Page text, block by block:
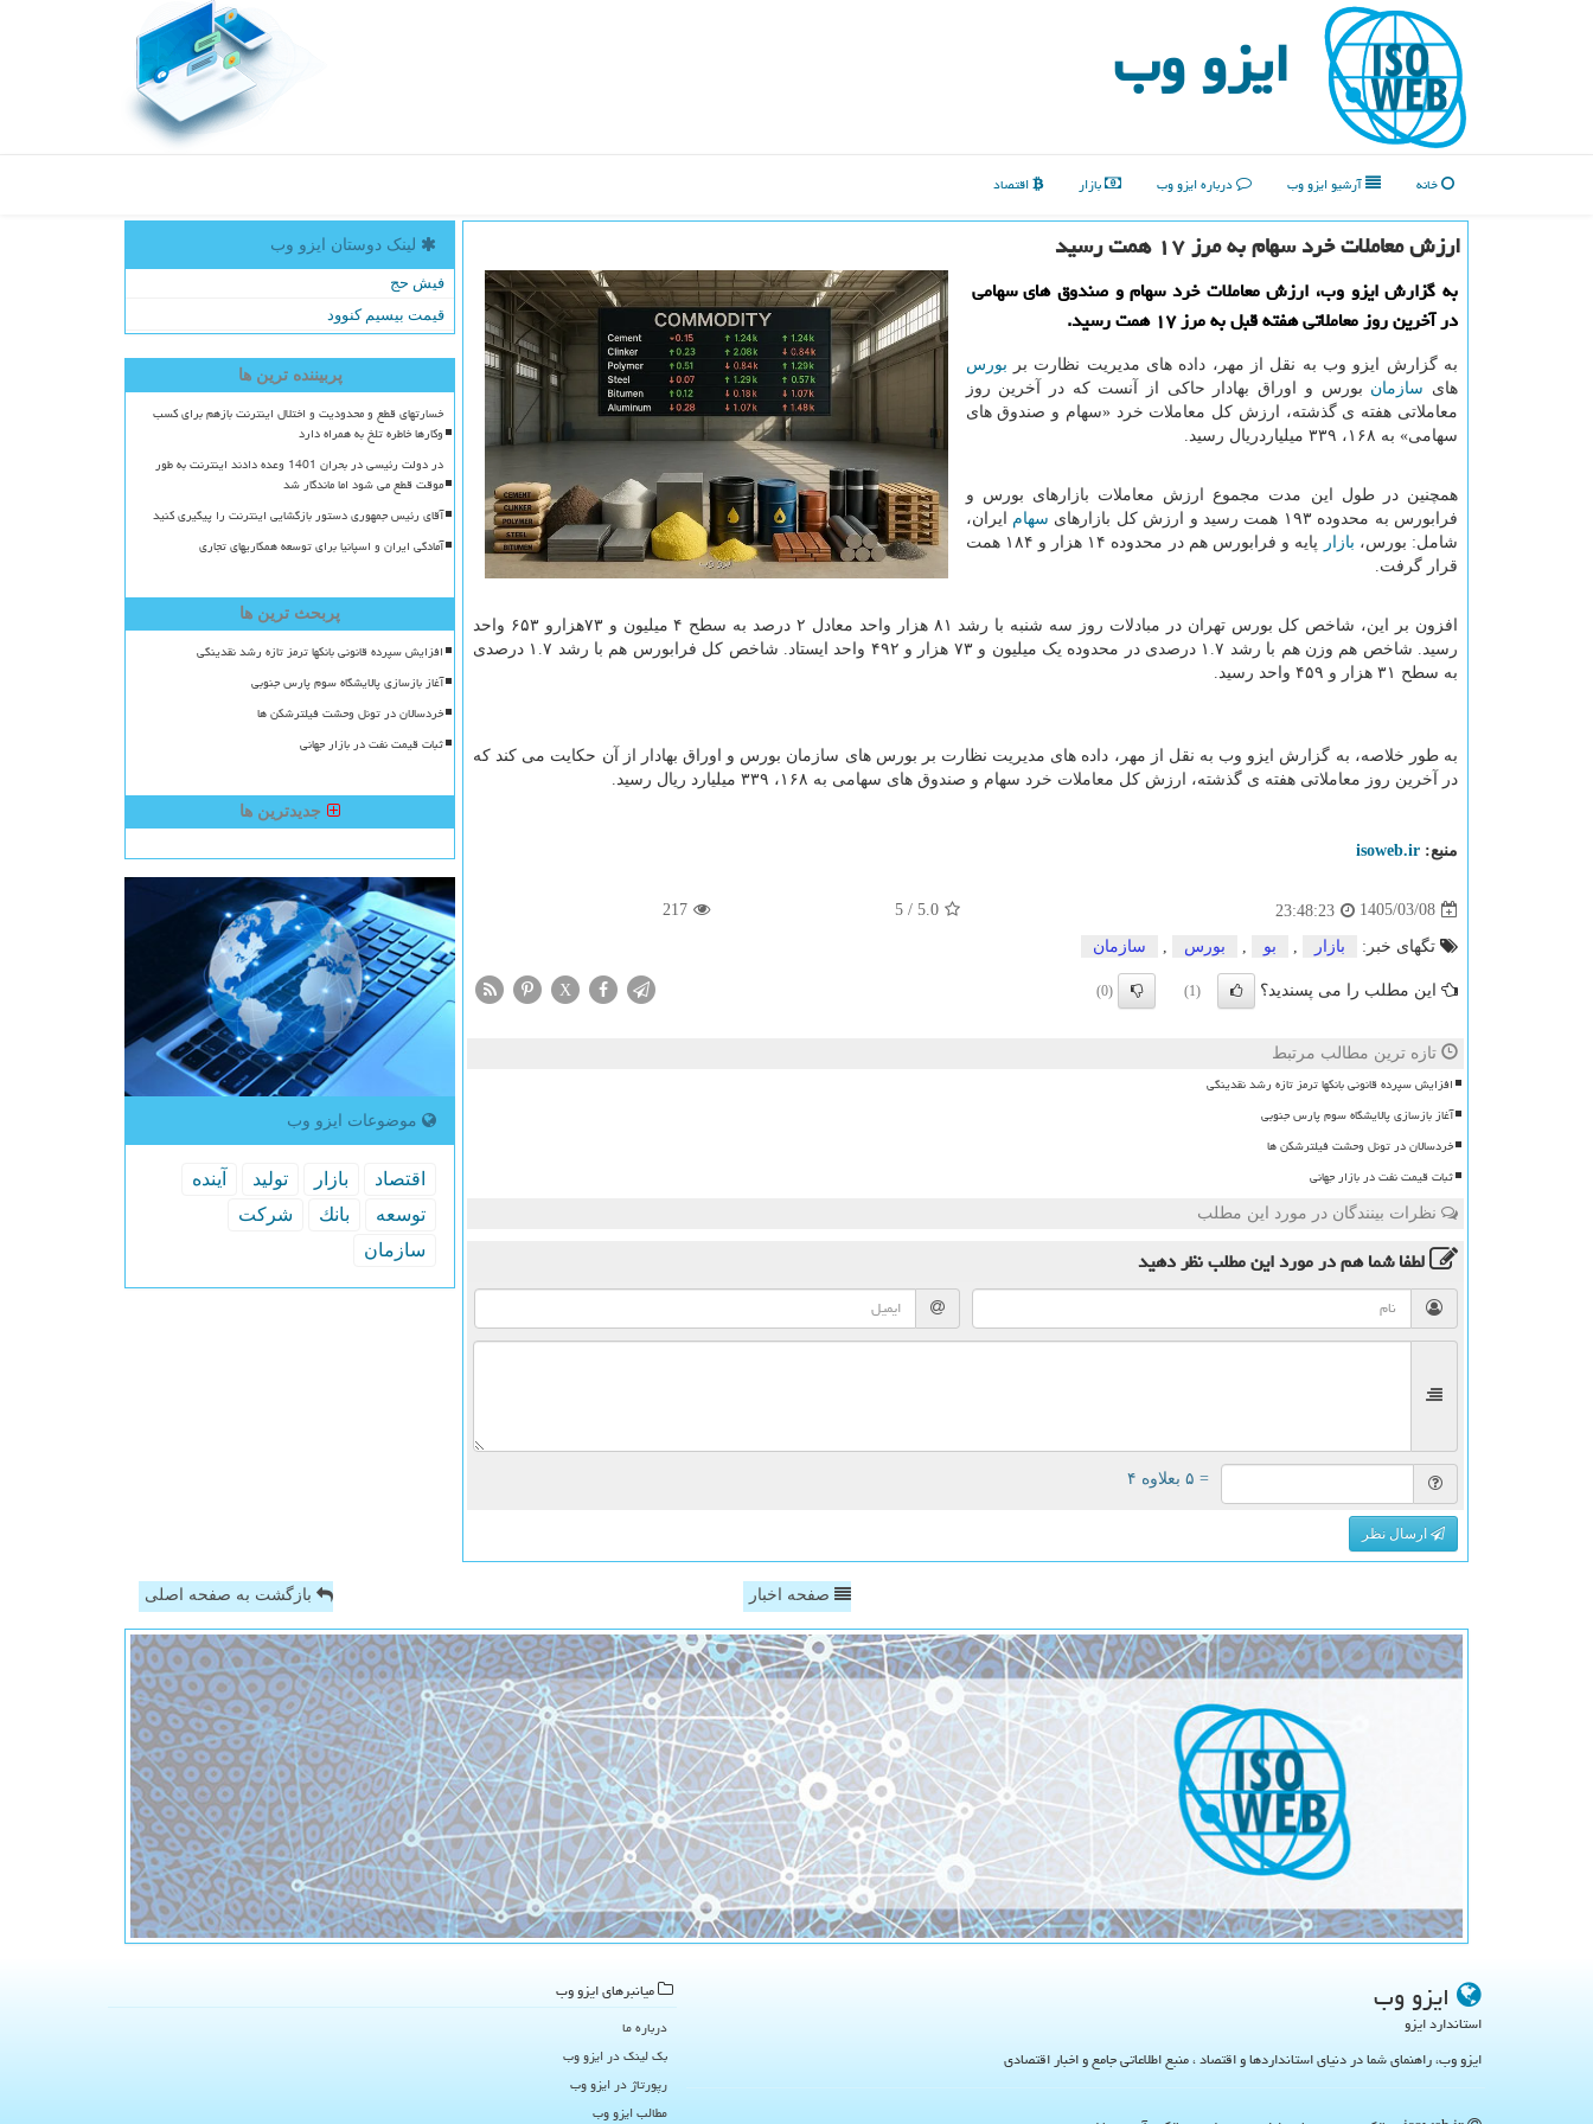
ایزو وب
خانه آرشیو ایزو وب درباره ایزو وب بازار اقتصاد
ارزش معاملات خرد سهام به مرز ۱۷ همت رسید
به گزارش ایزو وب، ارزش معاملات خرد سهام و صندوق های سهامی
در آخرین روز معاملاتی هفته قبل به مرز ۱۷ همت رسید.
به گزارش ایزو وب به نقل از مهر، داده های مدیریت نظارت بر بورس
های سازمان بورس و اوراق بهادار حاکی از آنست که در آخرین روز
معاملاتی هفته ی گذشته، ارزش کل معاملات خرد «سهام و صندوق های
سهامی» به ۱۶۸، ۳۳۹ میلیاردریال رسید.
همچنین در طول این مدت مجموع ارزش معاملات بازارهای بورس و
فرابورس به محدوده ۱۹۳ همت رسید و ارزش کل بازارهای
سهام ایران،
شامل: بورس، بازار
پایه و فرابورس هم در محدوده ۱۴ هزار و ۱۸۴ همت
قرار گرفت.
افزون بر این، شاخص کل بورس تهران در مبادلات روز سه شنبه با رشد ۸۱ هزار واحد معادل ۲ درصد به سطح ۴ میلیون و ۷۳هزارو ۶۵۳ واحد
رسید. شاخص هم وزن هم با رشد ۱.۷ درصدی در محدوده یک میلیون و ۷۳ هزار و ۴۹۲ واحد ایستاد. شاخص کل فرابورس هم با رشد ۱.۷ درصدی
به سطح ۳۱ هزار و ۴۵۹ واحد رسید.
به طور خلاصه، به گزارش ایزو وب به نقل از مهر، داده های مدیریت نظارت بر بورس های سازمان بورس و اوراق بهادار از آن حکایت می کند که
در آخرین روز معاملاتی هفته ی گذشته، ارزش کل معاملات خرد سهام و صندوق های سهامی به ۱۶۸، ۳۳۹ میلیارد ریال رسید.
منبع: isoweb.ir
1405/03/08
23:48:23
5.0
/
5
217
تگهای خبر: بازار بو بورس سازمان
این مطلب را می پسندید؟ (1)
(0)
X
تازه ترین مطالب مرتبط
افزایش سپرده قانونی بانکها ترمز تازه رشد نقدینگی
آغاز بازسازی پالایشگاه سوم پارس جنوبی
خردسالان در تونل وحشت فیلترشکن ها
ثبات قیمت نفت در بازار جهانی
نظرات بینندگان در مورد این مطلب
لطفا شما همدر مورد این مطلبنظر دهید
= ۵ بعلاوه ۴
ارسال نظر
لینک دوستان ایزو وب
فیش حج
قیمت بیسیم کنوود
پربیننده ترین ها
خسارتهای قطع و محدودیت و اختلال اینترنت بازهم برای کسب
وکارها خاطره تلخ به همراه دارد
در دولت رئیسی در بحران 1401 وعده دادند اینترنت به طور
موقت قطع می شود اما ماندگار شد
آقای رئیس جمهوری دستور بازگشایی اینترنت را پیگیری کنید
آمادگی ایران و اسپانیا برای توسعه همکاریهای تجاری
پربحث ترین ها
افزایش سپرده قانونی بانکها ترمز تازه رشد نقدینگی
آغاز بازسازی پالایشگاه سوم پارس جنوبی
خردسالان در تونل وحشت فیلترشکن ها
ثبات قیمت نفت در بازار جهانی
جدیدترین ها
موضوعات ایزو وب
اقتصاد بازار تولید
آینده
توسعه
بانك
شركت
سازمان
صفحه اخبار بازگشت به صفحه اصلی
ایزو وب
استاندارد ایزو
ایزو وب، راهنمای شما در دنیای استانداردها و اقتصاد ، منبع اطلاعاتی جامع و اخبار اقتصادی
میانبرهای ایزو وب
درباره ما
بک لینک در ایزو وب
رپورتاژ در ایزو وب
مطالب ایزو وب